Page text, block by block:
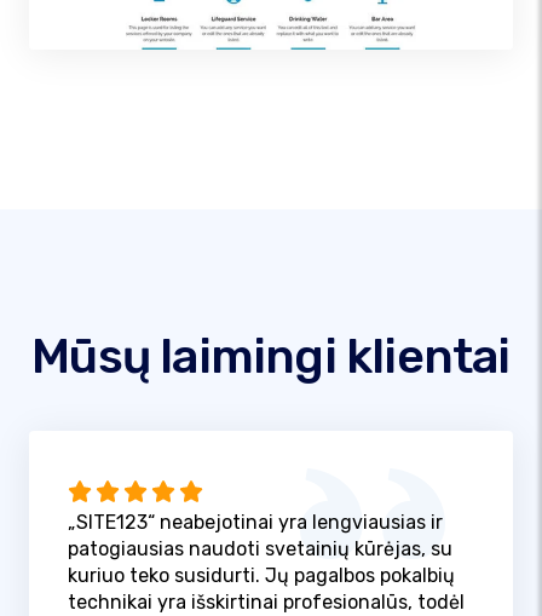
Mūsų laimingi klientai
„SITE123“ neabejotinai yra lengviausias ir
patogiausias naudoti svetainių kūrėjas, su
kuriuo teko susidurti. Jų pagalbos pokalbių
technikai yra išskirtinai profesionalūs, todėl